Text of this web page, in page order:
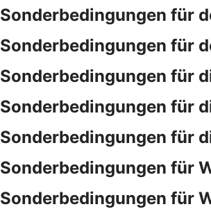
Sonderbedingungen für
Sonderbedingungen für
Sonderbedingungen für
Sonderbedingungen für
Sonderbedingungen für
Sonderbedingungen für
Sonderbedingungen für